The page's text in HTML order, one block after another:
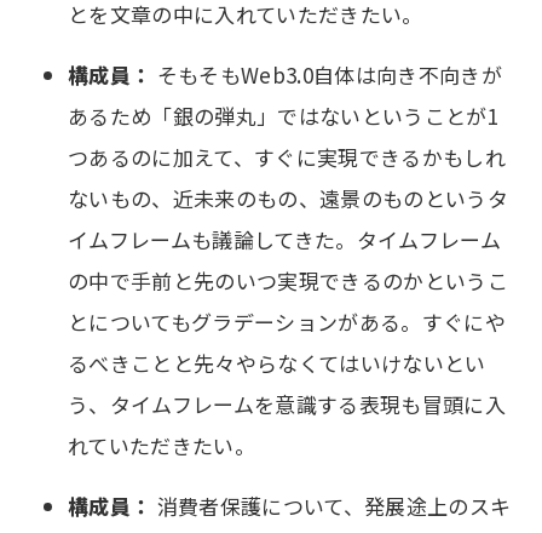
とを文章の中に入れていただきたい。
構成員： そもそもWeb3.0自体は向き不向きが
あるため「銀の弾丸」ではないということが1
つあるのに加えて、すぐに実現できるかもしれ
ないもの、近未来のもの、遠景のものというタ
イムフレームも議論してきた。タイムフレーム
の中で手前と先のいつ実現できるのかというこ
とについてもグラデーションがある。すぐにや
るべきことと先々やらなくてはいけないとい
う、タイムフレームを意識する表現も冒頭に入
れていただきたい。
構成員： 消費者保護について、発展途上のスキ